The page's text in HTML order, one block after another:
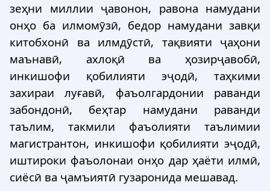
зеҳни миллии ҷавонон, равона намудани
онҳо ба илмомӯзӣ, бедор намудани завқи
китобхонӣ ва илмдӯстӣ, тақвияти ҷаҳони
маънавӣ, ахлоқӣ ва ҳозирҷавобӣ,
инкишофи қобилияти эҷодӣ, таҳкими
захираи луғавӣ, фаъолгардонии раванди
забондонӣ, беҳтар намудани раванди
таълим, такмили фаъолияти таълимии
магистрантон, инкишофи қобилияти эҷодӣ,
иштироки фаъолонаи онҳо дар ҳаёти илмӣ,
сиёсӣ ва ҷамъиятӣ гузаронида мешавад.